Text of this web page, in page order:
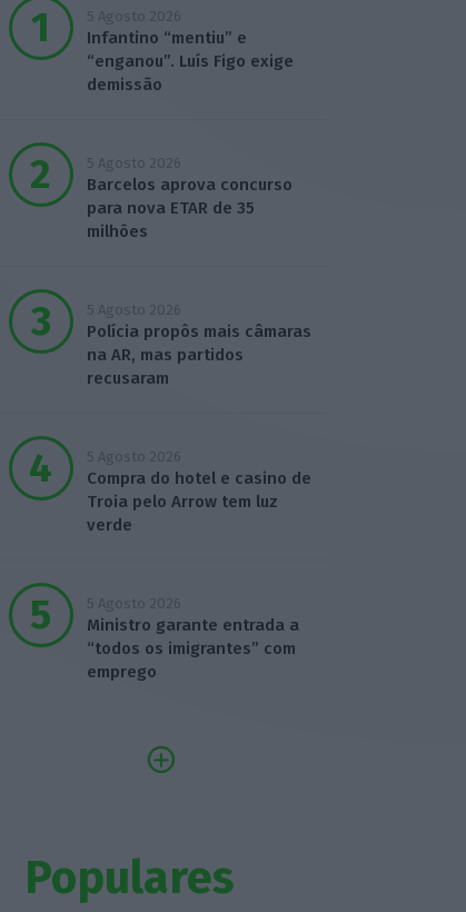
5 Agosto 2026
Infantino “mentiu” e
“enganou”. Luís Figo exige
demissão
5 Agosto 2026
Barcelos aprova concurso
para nova ETAR de 35
milhões
5 Agosto 2026
Polícia propôs mais câmaras
na AR, mas partidos
recusaram
5 Agosto 2026
Compra do hotel e casino de
Troia pelo Arrow tem luz
verde
5 Agosto 2026
Ministro garante entrada a
“todos os imigrantes” com
emprego
Populares